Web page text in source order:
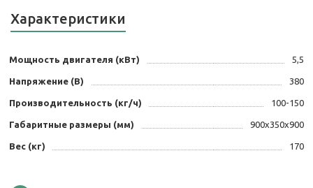
Характеристики
Мощность двигателя (кВт) 5,5
Напряжение (В) 380
Производительность (кг/ч) 100-150
Габаритные размеры (мм) 900х350х900
Вес (кг) 170